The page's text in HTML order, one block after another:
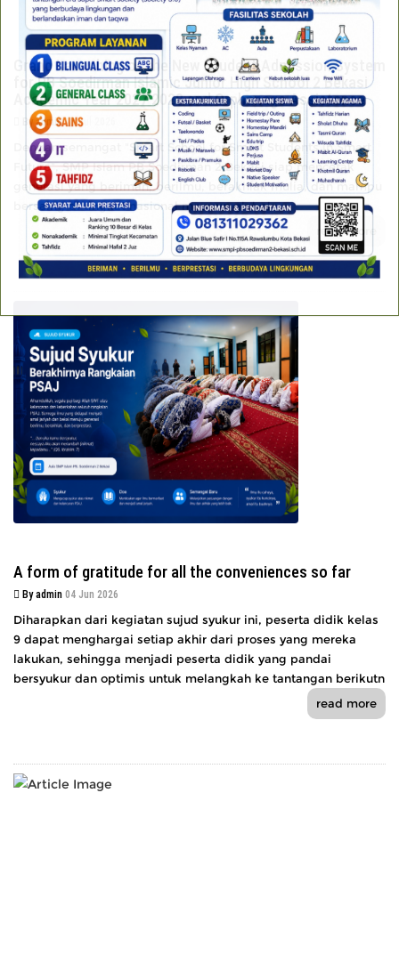
Grand Launching of the New Student Admission System
for PB Soedirman Islamic Junior High School 2 Bekasi
Academic Year 2027 2028 and Orphanage Assistance
By admin18 Jul 2026
Dengan semangat "Smart School for Smart Students in Smart
Future", SMP Islam PB Soedirman 2 Bekasi siap mencetak
generasi yang beriman, berilmu, berakhlak mulia, dan mampu
bersaing di tingkat nasional maupun global.
read more
A form of gratitude for all the conveniences so far
By admin 04 Jun 2026
Diharapkan dari kegiatan sujud syukur ini, peserta didik kelas
9 dapat menghargai setiap akhir dari proses yang mereka
lakukan, sehingga menjadi peserta didik yang pandai
bersyukur dan optimis untuk melangkah ke tantangan berikutn
read more